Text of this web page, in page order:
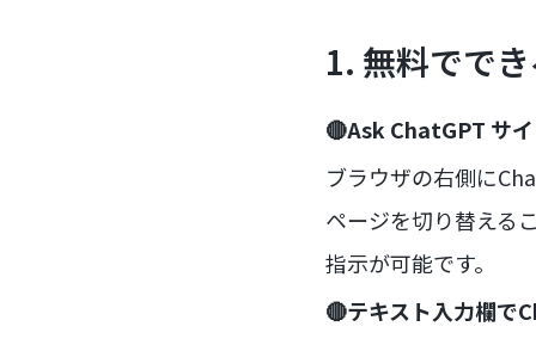
1. 無料でで
🔴Ask ChatGPT サ
ブラウザの右側に
ページを切り替える
指示が可能です。
🔴テキスト入力欄で